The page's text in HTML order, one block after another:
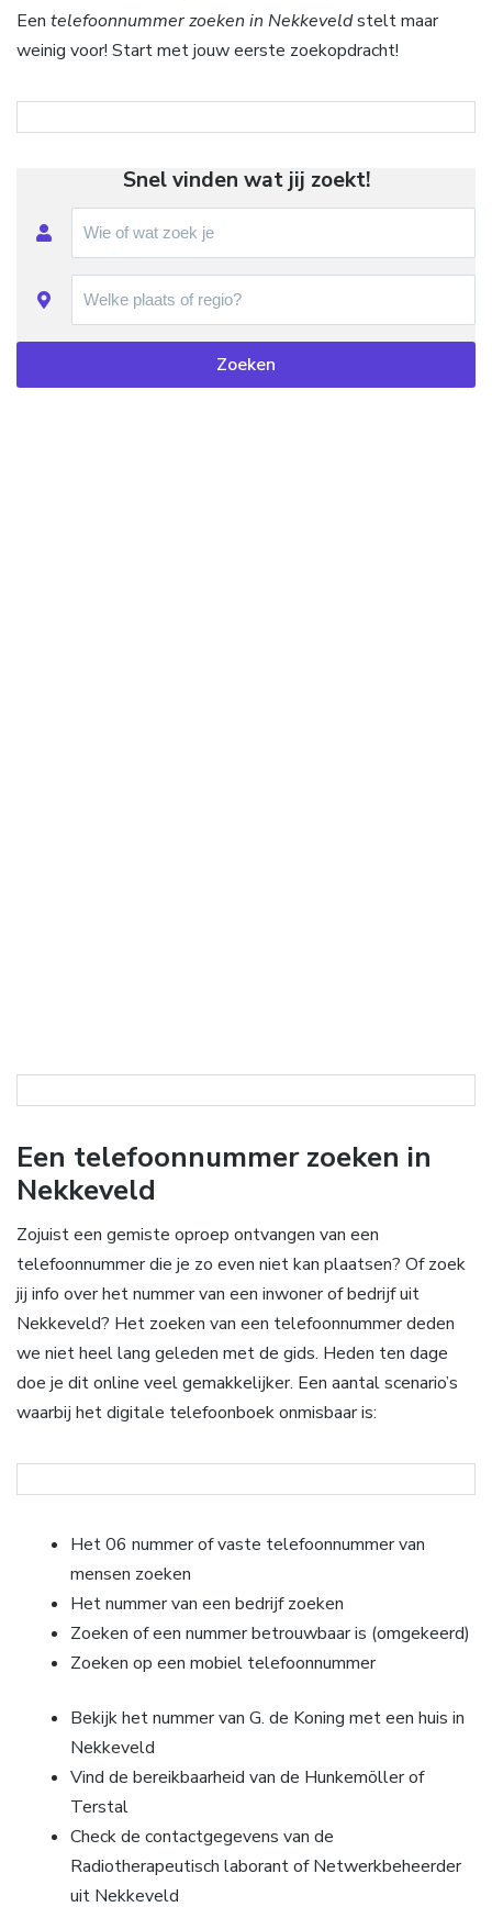
Een telefoonnummer zoeken in Nekkeveldstelt maar
weinig voor! Start met jouw eerste zoekopdracht!
Snel vinden wat jij zoekt!
Een telefoonnummer zoeken in
Nekkeveld
Zojuist een gemiste oproep ontvangen van een
telefoonnummer die je zo even niet kan plaatsen? Of zoek
jij info over het nummer van een inwoner of bedrijf uit
Nekkeveld? Het zoeken van een telefoonnummer deden
we niet heel lang geleden met de gids. Heden ten dage
doe je dit online veel gemakkelijker. Een aantal scenario’s
waarbij het digitale telefoonboek onmisbaar is:
Het 06 nummer of vaste telefoonnummer van
mensen zoeken
Het nummer van een bedrijf zoeken
Zoeken of een nummer betrouwbaar is (omgekeerd)
Zoeken op een mobiel telefoonnummer
Bekijk het nummer van G. de Koning met een huis in
Nekkeveld
Vind de bereikbaarheid van de Hunkemöller of
Terstal
Check de contactgegevens van de
Radiotherapeutisch laborant of Netwerkbeheerder
uit Nekkeveld